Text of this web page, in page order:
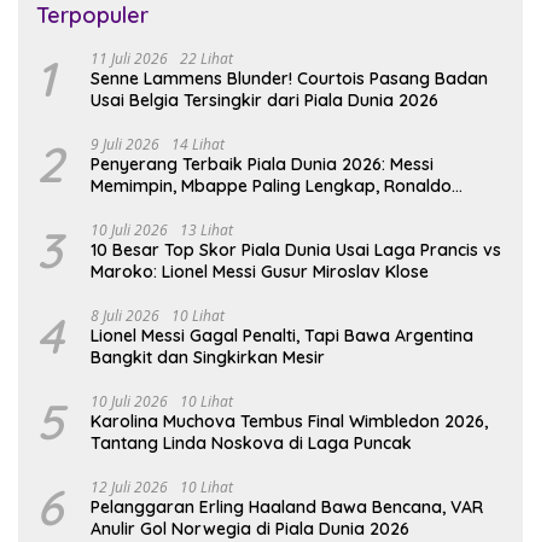
Terpopuler
1 11 Juli 2026 22 Lihat
Senne Lammens Blunder! Courtois Pasang Badan
Usai Belgia Tersingkir dari Piala Dunia 2026
2 9 Juli 2026 14 Lihat
Penyerang Terbaik Piala Dunia 2026: Messi
Memimpin, Mbappe Paling Lengkap, Ronaldo
3 10 Juli 2026 13 Lihat
10 Besar Top Skor Piala Dunia Usai Laga Prancis vs
Maroko: Lionel Messi Gusur Miroslav Klose
4 8 Juli 2026 10 Lihat
Lionel Messi Gagal Penalti, Tapi Bawa Argentina
Bangkit dan Singkirkan Mesir
5 10 Juli 2026 10 Lihat
Karolina Muchova Tembus Final Wimbledon 2026,
Tantang Linda Noskova di Laga Puncak
6 12 Juli 2026 10 Lihat
Pelanggaran Erling Haaland Bawa Bencana, VAR
Anulir Gol Norwegia di Piala Dunia 2026